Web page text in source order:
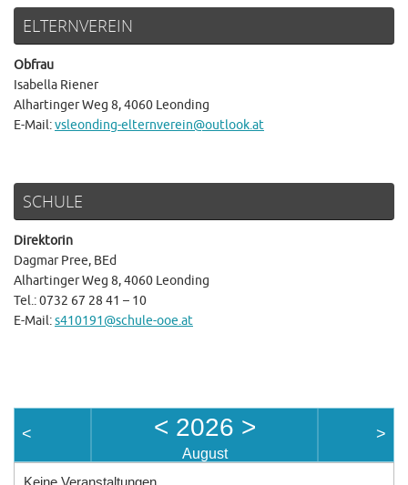
ELTERNVEREIN
Obfrau
Isabella Riener
Alhartinger Weg 8, 4060 Leonding
E-Mail:vsleonding-elternverein@outlook.at
SCHULE
Direktorin
Dagmar Pree, BEd
Alhartinger Weg 8, 4060 Leonding
Tel.: 0732 67 28 41 – 10
E-Mail:s410191@schule-ooe.at
< < 2026 >
August
>
Keine Veranstaltungen